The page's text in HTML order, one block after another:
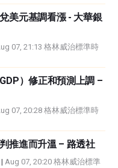
資訊的準確性、完整性或適用
錯誤，遺漏或任何損失，傷害
遺漏除外。本文作者和
任何投資建議。
美元基調看漲 - 大華銀
07, 21:13 格林威治標準時
）修正和預測上調 –
07, 20:28 格林威治標準時
推進而升溫 – 路透社
| Aug 07, 20:20 格林威治標準